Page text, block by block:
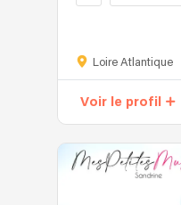
depuis
2015,
j’accompagne
soirées
Loire Atlantique
Voir le profil